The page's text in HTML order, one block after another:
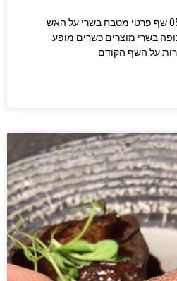
התקשרו לשף: 053-3524347 שף פרטי מטבח בשרי על האש
בשרי מוצרים כשרים מופע
על השף הקודם